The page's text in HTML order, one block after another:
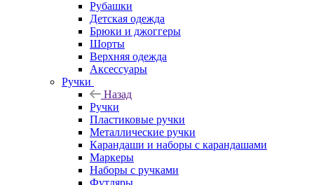
Рубашки
Детская одежда
Брюки и джоггеры
Шорты
Верхняя одежда
Аксессуары
Ручки
Назад
Ручки
Пластиковые ручки
Металлические ручки
Карандаши и наборы с карандашами
Маркеры
Наборы с ручками
Футляры